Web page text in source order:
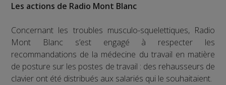
Les actions de Radio Mont Blanc
Concernant les troubles musculo-squelettiques, Radio
Mont Blanc s’est engagé à respecter les
recommandations de la médecine du travail en matière
de posture sur les postes de travail : des rehausseurs de
clavier ont été distribués aux salariés qui le souhaitaient.